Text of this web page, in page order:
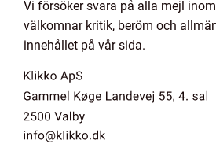
Vi försöker svara på alla mejl
välkomnar kritik, beröm och
innehållet på vår sida.